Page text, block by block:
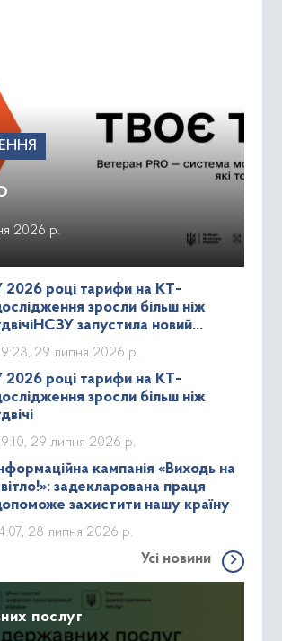
2026 р.
2026 році тарифи на КТ-
зросли більш ніж
запустила новий
зі статистикою КТ та МРТ
29 липня 2026 р.
2026 році тарифи на КТ-
зросли більш ніж
29 липня 2026 р.
кампанія «Виходь на
задекларована праця
захистити нашу країну
28 липня 2026 р.
Усі новини
послуг